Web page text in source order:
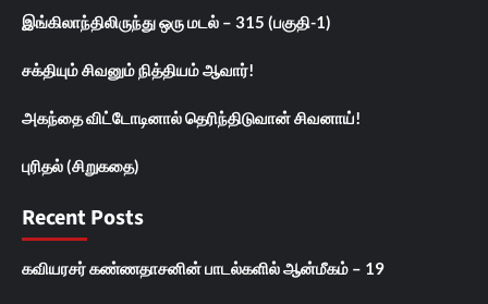
இங்கிலாந்திலிருந்து ஒரு மடல் – 315 (பகுதி-1)
சக்தியும் சிவனும் நித்தியம் ஆவார்!
அகந்தை விட்டோடினால் தெரிந்திடுவான் சிவனாய்!
புரிதல் (சிறுகதை)
Recent Posts
கவியரசர் கண்ணதாசனின் பாடல்களில் ஆன்மீகம் – 19